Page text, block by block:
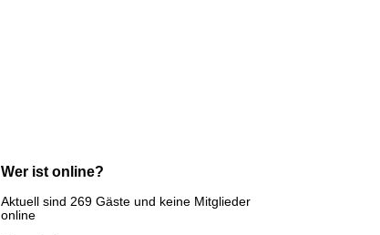
Wer ist online?
Aktuell sind 269 Gäste und keine Mitglieder
online